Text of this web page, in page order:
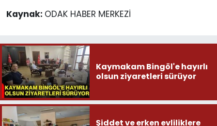
Kaynak: ODAK HABER MERKEZİ
Kaymakam Bingöl'e hayırlı
olsun ziyaretleri sürüyor
Şiddet ve erken evliliklere